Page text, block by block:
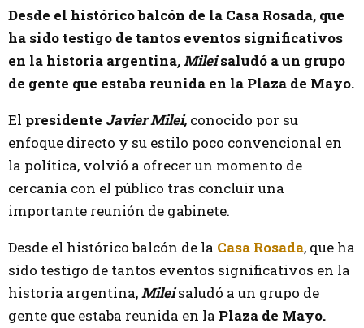
Desde el histórico balcón de la Casa Rosada, que
ha sido testigo de tantos eventos significativos
en la historia argentina, Mileisaludó a un grupo
de gente que estaba reunida en la Plaza de Mayo.
El presidente Javier Milei, conocido por su
enfoque directo y su estilo poco convencional en
la política, volvió a ofrecer un momento de
cercanía con el público tras concluir una
importante reunión de gabinete.
Desde el histórico balcón de la Casa Rosada, que ha
sido testigo de tantos eventos significativos en la
historia argentina,Mileisaludó a un grupo de
gente que estaba reunida en la Plaza de Mayo.